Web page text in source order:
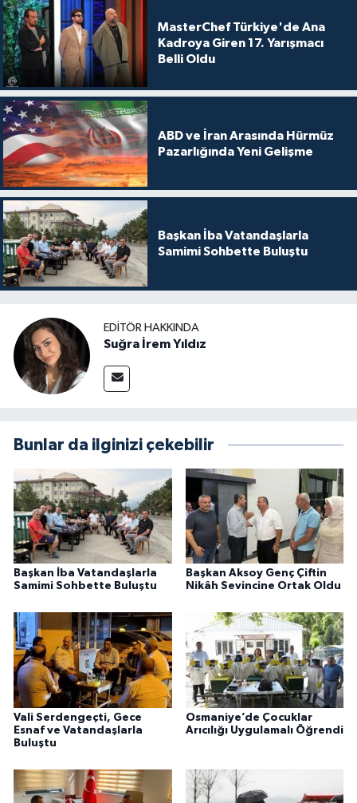
MasterChef Türkiye'de Ana
Kadroya Giren 17. Yarışmacı
Belli Oldu
ABD ve İran Arasında Hürmüz
Pazarlığında Yeni Gelişme
Başkan İba Vatandaşlarla
Samimi Sohbette Buluştu
EDITÖR HAKKINDA
Suğra İrem Yıldız
Bunlar da ilginizi çekebilir
Başkan İba Vatandaşlarla
Samimi Sohbette Buluştu
Başkan Aksoy Genç Çiftin
Nikâh Sevincine Ortak Oldu
Vali Serdengeçti, Gece
Esnaf ve Vatandaşlarla
Buluştu
Osmaniye’de Çocuklar
Arıcılığı Uygulamalı Öğrendi